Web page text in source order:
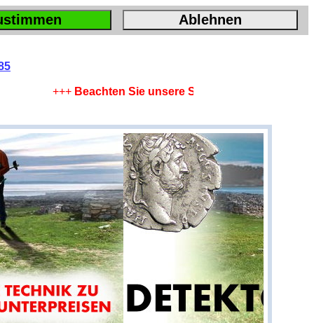
Ablehnen
Beachten Sie unsere Sparangebote !